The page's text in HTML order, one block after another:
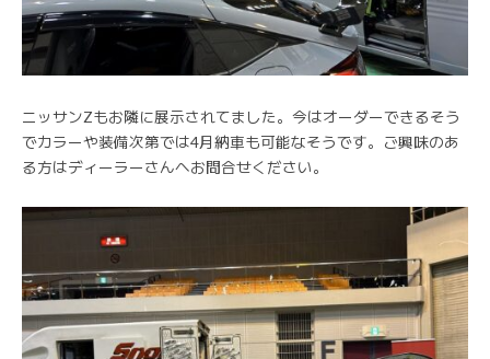
ニッサンZもお隣に展示されてました。今はオーダーできるそう
でカラーや装備次第では4月納車も可能なそうです。ご興味のあ
る方はディーラーさんへお問合せください。